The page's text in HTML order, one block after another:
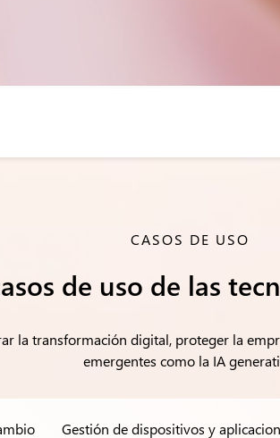
CASOS DE USO
de uso de las
la transformación digital, proteger la
emergentes como la IA
Gestión de dispositivos y